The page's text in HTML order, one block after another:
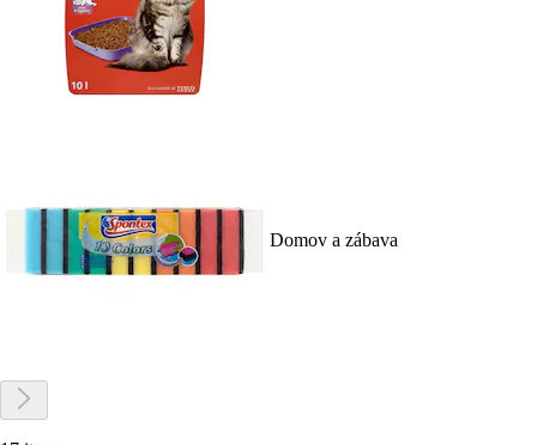
Domov a zábava